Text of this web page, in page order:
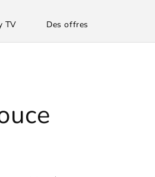
TV Des offres
u